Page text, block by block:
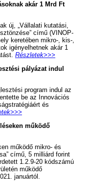
akár 1 Mrd Ft
új, „Vállalati kutatási,
című (VINOP-
keretében mikro-, kis-,
igényelhetnek akár 1
Részletek>>>
pályázat indul
program indul az
be az Innovációs
és
működő
működő mikro- és
című, 5 milliárd forint
1.2.9-20 kódszámú
működő
januártól.